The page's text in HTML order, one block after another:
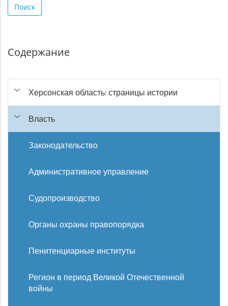
строку
для
Поиск
Содержание
Херсонская область: страницы истории
Власть
Законодательство
Административное управление
Судопроизводство
Органы охраны правопорядка
Пенитенциарные институты
Регион в период Великой Отечественной
войны